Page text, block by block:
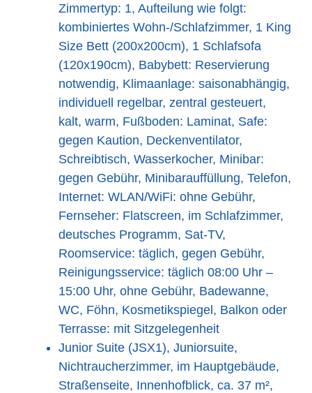
Zimmertyp: 1, Aufteilung wie folgt:
kombiniertes Wohn-/Schlafzimmer, 1 King
Size Bett (200x200cm), 1 Schlafsofa
(120x190cm), Babybett: Reservierung
notwendig, Klimaanlage: saisonabhängig,
individuell regelbar, zentral gesteuert,
kalt, warm, Fußboden: Laminat, Safe:
gegen Kaution, Deckenventilator,
Schreibtisch, Wasserkocher, Minibar:
gegen Gebühr, Minibarauffüllung, Telefon,
Internet: WLAN/WiFi: ohne Gebühr,
Fernseher: Flatscreen, im Schlafzimmer,
deutsches Programm, Sat-TV,
Roomservice: täglich, gegen Gebühr,
Reinigungsservice: täglich 08:00 Uhr –
15:00 Uhr, ohne Gebühr, Badewanne,
WC, Föhn, Kosmetikspiegel, Balkon oder
Terrasse: mit Sitzgelegenheit
Junior Suite (JSX1), Juniorsuite,
Nichtraucherzimmer, im Hauptgebäude,
Straßenseite, Innenhofblick, ca. 37 m²,